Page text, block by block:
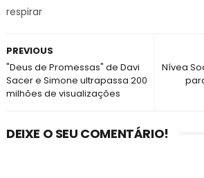
respirar
Nívea
PREVIOUS
"Deus de Promessas" de Davi
Sacer e Simone ultrapassa 200
milhões de visualizações
DEIXE O SEU COMENTÁRIO!